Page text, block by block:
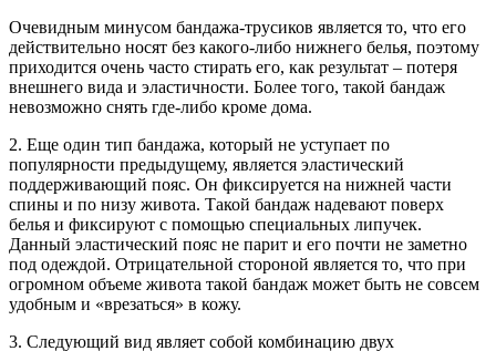
Очевидным минусом бандажа-трусиков является то, что его
действительно носят без какого-либо нижнего белья, поэтому
приходится очень часто стирать его, как результат – потеря
внешнего вида и эластичности. Более того, такой бандаж
невозможно снять где-либо кроме дома.
2. Еще один тип бандажа, который не уступает по
популярности предыдущему, является эластический
поддерживающий пояс. Он фиксируется на нижней части
спины и по низу живота. Такой бандаж надевают поверх
белья и фиксируют с помощью специальных липучек.
Данный эластический пояс не парит и его почти не заметно
под одеждой. Отрицательной стороной является то, что при
огромном объеме живота такой бандаж может быть не совсем
удобным и «врезаться» в кожу.
3. Следующий вид являет собой комбинацию двух